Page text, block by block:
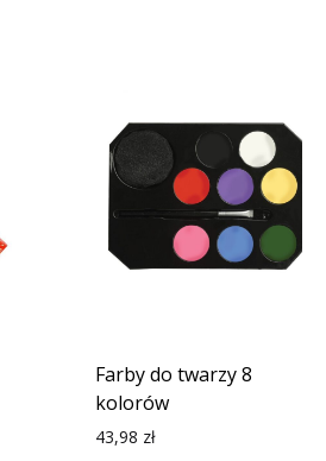
Farby do twarzy 8
kolorów
43,98 zł